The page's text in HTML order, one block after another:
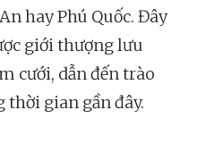
hay Phú Quốc. Đây
giới thượng lưu
cưới, dẫn đến trào
thời gian gần đây.